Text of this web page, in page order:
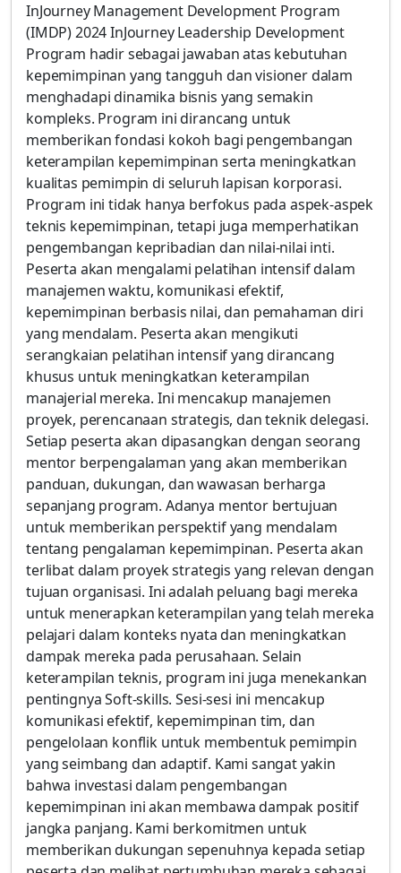
InJourney Management Development Program
(IMDP) 2024 InJourney Leadership Development
Program hadir sebagai jawaban atas kebutuhan
kepemimpinan yang tangguh dan visioner dalam
menghadapi dinamika bisnis yang semakin
kompleks. Program ini dirancang untuk
memberikan fondasi kokoh bagi pengembangan
keterampilan kepemimpinan serta meningkatkan
kualitas pemimpin di seluruh lapisan korporasi.
Program ini tidak hanya berfokus pada aspek-aspek
teknis kepemimpinan, tetapi juga memperhatikan
pengembangan kepribadian dan nilai-nilai inti.
Peserta akan mengalami pelatihan intensif dalam
manajemen waktu, komunikasi efektif,
kepemimpinan berbasis nilai, dan pemahaman diri
yang mendalam. Peserta akan mengikuti
serangkaian pelatihan intensif yang dirancang
khusus untuk meningkatkan keterampilan
manajerial mereka. Ini mencakup manajemen
proyek, perencanaan strategis, dan teknik delegasi.
Setiap peserta akan dipasangkan dengan seorang
mentor berpengalaman yang akan memberikan
panduan, dukungan, dan wawasan berharga
sepanjang program. Adanya mentor bertujuan
untuk memberikan perspektif yang mendalam
tentang pengalaman kepemimpinan. Peserta akan
terlibat dalam proyek strategis yang relevan dengan
tujuan organisasi. Ini adalah peluang bagi mereka
untuk menerapkan keterampilan yang telah mereka
pelajari dalam konteks nyata dan meningkatkan
dampak mereka pada perusahaan. Selain
keterampilan teknis, program ini juga menekankan
pentingnya Soft-skills. Sesi-sesi ini mencakup
komunikasi efektif, kepemimpinan tim, dan
pengelolaan konflik untuk membentuk pemimpin
yang seimbang dan adaptif. Kami sangat yakin
bahwa investasi dalam pengembangan
kepemimpinan ini akan membawa dampak positif
jangka panjang. Kami berkomitmen untuk
memberikan dukungan sepenuhnya kepada setiap